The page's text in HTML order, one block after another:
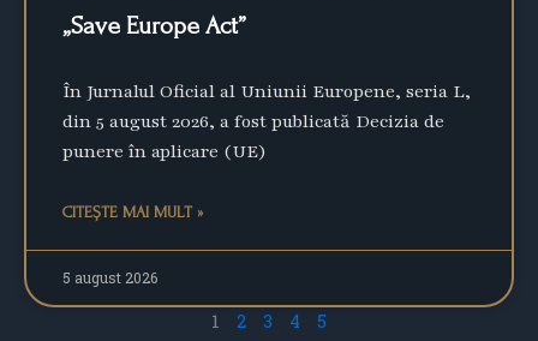
„Save Europe Act”
În Jurnalul Oficial al Uniunii Europene, seria L,
din 5 august 2026, a fost publicată Decizia de
punere în aplicare (UE)
CITEȘTE MAI MULT »
5 august 2026
1 2 3 4 5